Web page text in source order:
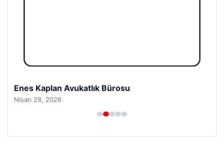
Enes Kaplan Avukatlık Bürosu
Nisan 28, 2026